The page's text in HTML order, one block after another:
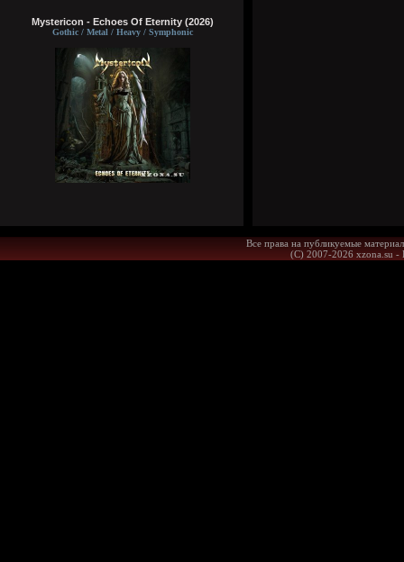
Mystericon - Echoes Of Eternity (2026)
Gothic / Metal / Heavy / Symphonic
Все права на публикуемые
(С) 2007-2026 xzona.su -